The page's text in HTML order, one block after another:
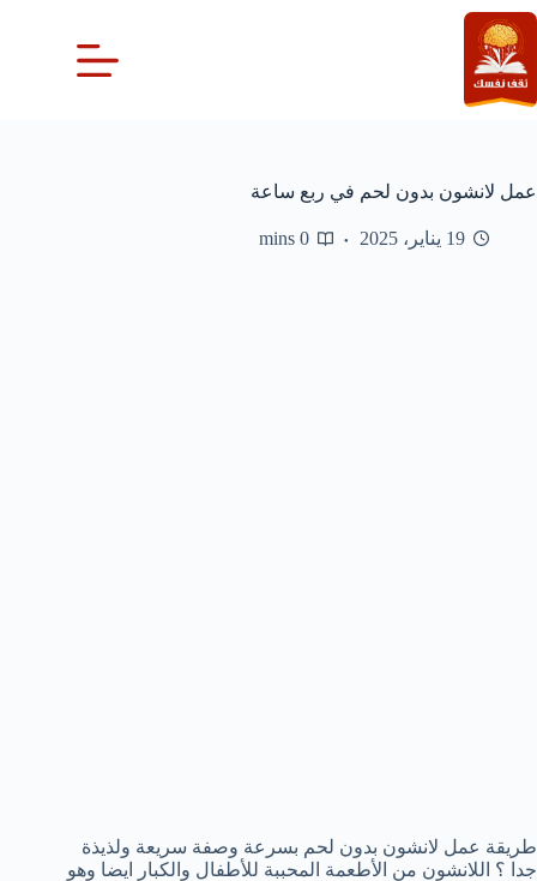
التجاوز
إلى
المحتوى
عمل لانشون بدون لحم في ربع ساعة
19 يناير، 2025 0 mins
طريقة عمل لانشون بدون لحم بسرعة وصفة سريعة ولذيذة
جدا ؟ اللانشون من الأطعمة المحببة للأطفال والكبار ايضا وهو